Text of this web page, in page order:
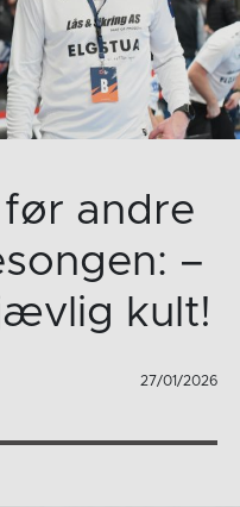
andre
–
kult!
27/01/2026